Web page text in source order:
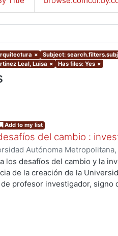
× Subject:
Leal, Luisa × Has files: Yes ×
Add to my list
del cambio :
Autónoma
el Diseño, Departamento
Flores, Consuelo;
Moreno, Jorge;
los desafíos del cambio y la
de la creación de la
profesor investigador,